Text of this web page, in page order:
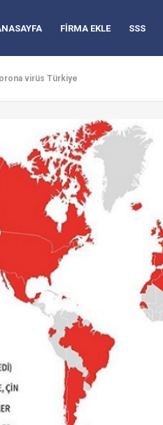
FİRMA EKLE SSS
virüs Türkiye